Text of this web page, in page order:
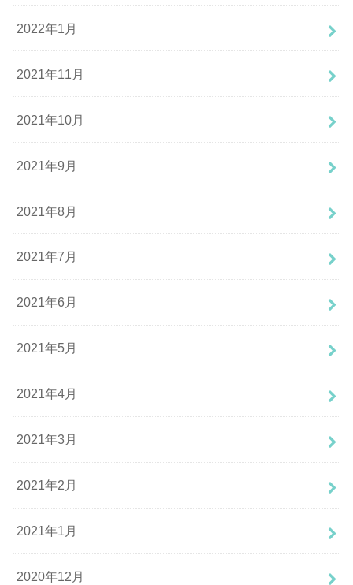
2022年1月
2021年11月
2021年10月
2021年9月
2021年8月
2021年7月
2021年6月
2021年5月
2021年4月
2021年3月
2021年2月
2021年1月
2020年12月